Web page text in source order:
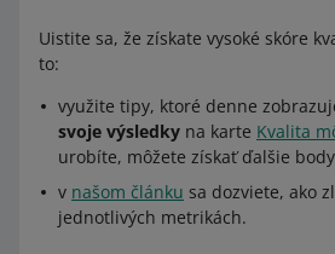
Uistite sa, že získate vysoké skóre
to:
využite tipy, ktoré denne
svoje výsledky na karte Kvalita
urobíte, môžete získať ďalšie
v našom článku sa dozviete, ako
jednotlivých metrikách.